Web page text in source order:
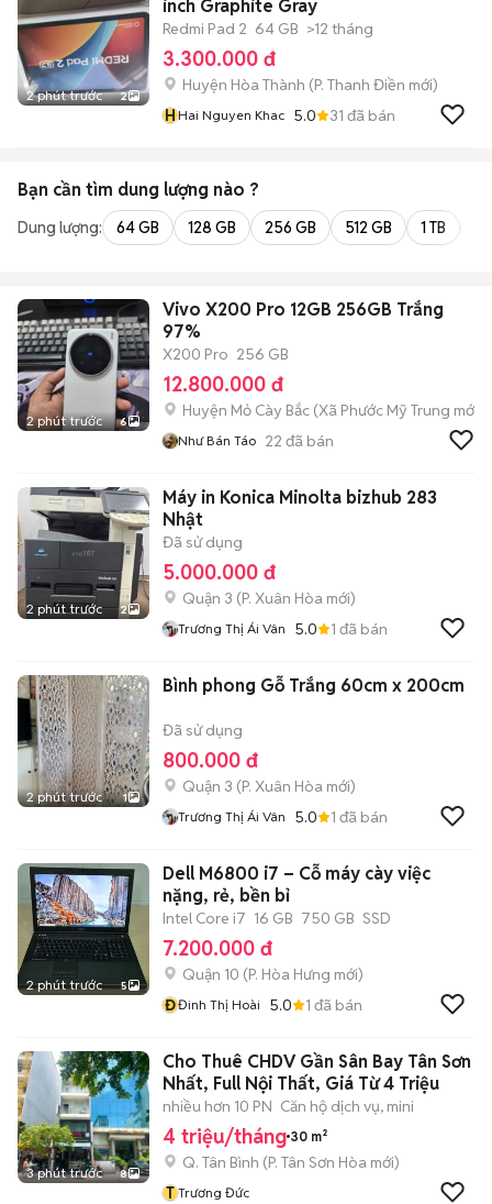
2 phút trước 2
inch Graphite Gray
Redmi Pad 2 64 GB >12 tháng
3.300.000 đ
Huyện Hòa Thành (P. Thanh Điền mới)
HHai Nguyen Khac 5.0 31 đã bán
Bạn cần tìm dung lượng nào ?
Dung lượng: 64 GB 128 GB 256 GB 512 GB 1 TB
2 phút trước 6
Vivo X200 Pro 12GB 256GB Trắng
97%
X200 Pro 256 GB
12.800.000 đ
Huyện Mỏ Cày Bắc (Xã Phước Mỹ Trung mới)
Như Bán Táo 22 đã bán
2 phút trước 2
Máy in Konica Minolta bizhub 283
Nhật
Đã sử dụng
5.000.000 đ
Quận 3 (P. Xuân Hòa mới)
Trương Thị Ái Vân 5.0 1 đã bán
2 phút trước 1
Bình phong Gỗ Trắng 60cm x 200cm
Đã sử dụng
800.000 đ
Quận 3 (P. Xuân Hòa mới)
Trương Thị Ái Vân 5.0 1 đã bán
2 phút trước 5
Dell M6800 i7 – Cỗ máy cày việc
nặng, rẻ, bền bỉ
Intel Core i7 16 GB 750 GB SSD
7.200.000 đ
Quận 10 (P. Hòa Hưng mới)
ĐĐinh Thị Hoài 5.0 1 đã bán
3 phút trước 8
Cho Thuê CHDV Gần Sân Bay Tân Sơn
Nhất, Full Nội Thất, Giá Từ 4 Triệu
nhiều hơn 10 PN Căn hộ dịch vụ, mini
4 triệu/tháng 30 m²
Q. Tân Bình (P. Tân Sơn Hòa mới)
T Trương Đức